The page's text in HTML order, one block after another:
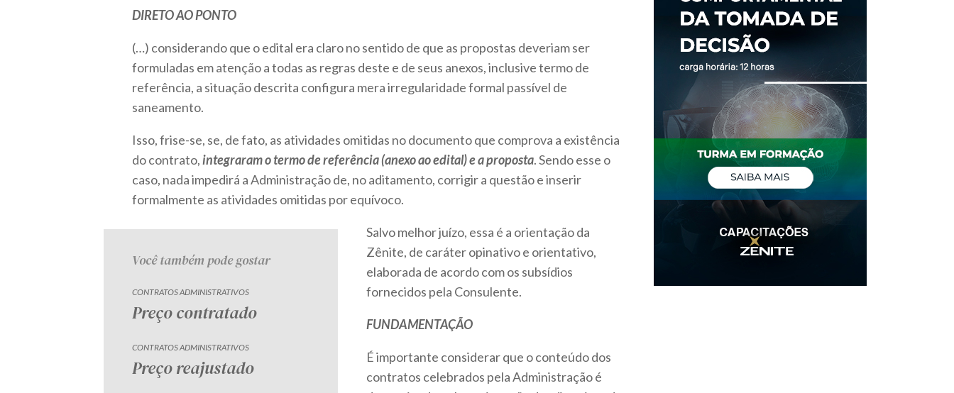
DIRETO AO PONTO
(…) considerando que o edital era claro no sentido de que as propostas deveriam ser
formuladas em atenção a todas as regras deste e de seus anexos, inclusive termo de
referência, a situação descrita configura mera irregularidade formal passível de
saneamento.
Isso, frise-se, se, de fato, as atividades omitidas no documento que comprova a existência
do contrato,integraram o termo de referência (anexo ao edital) e a proposta. Sendo esse o
caso, nada impedirá a Administração de, no aditamento, corrigir a questão e inserir
formalmente as atividades omitidas por equívoco.
Você também pode gostar
CONTRATOS ADMINISTRATIVOS
Preço contratado
CONTRATOS ADMINISTRATIVOS
Preço reajustado
Salvo melhor juízo, essa é a orientação da
Zênite, de caráter opinativo e orientativo,
elaborada de acordo com os subsídios
fornecidos pela Consulente.
FUNDAMENTAÇÃO
É importante considerar que o conteúdo dos
contratos celebrados pela Administração é